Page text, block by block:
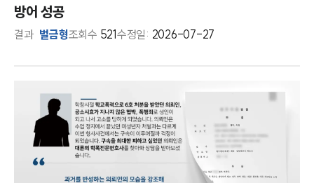
방어 성공
결과 벌금형조회수 521수정일: 2026-07-27